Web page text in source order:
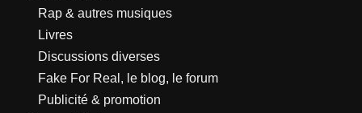
Rap & autres musiques
Livres
Discussions diverses
Fake For Real, le blog, le forum
Publicité & promotion